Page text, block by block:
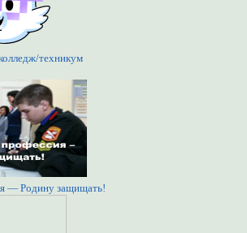
техникум
— Родину защищать!